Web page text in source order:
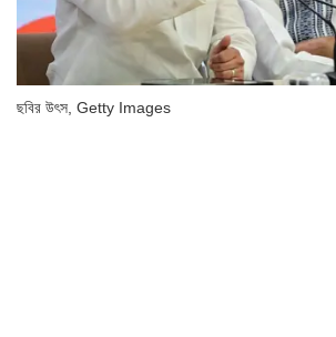
ছবির উৎস, Getty Images